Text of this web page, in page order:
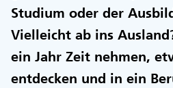
Studium oder der
Vielleicht ab ins
ein Jahr Zeit nehmen,
entdecken und in ein